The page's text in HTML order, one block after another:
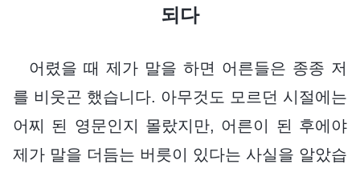
되다
어렸을 때 제가 말을 하면 어른들은 종종 저
를 비웃곤 했습니다. 아무것도 모르던 시절에는
어찌 된 영문인지 몰랐지만, 어른이 된 후에야
제가 말을 더듬는 버릇이 있다는 사실을 알았습